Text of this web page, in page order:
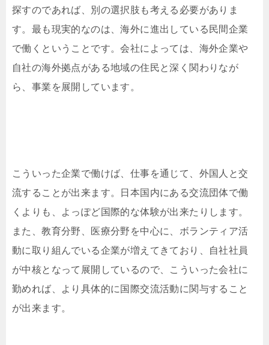
探すのであれば、別の選択肢も考える必要がありま
す。最も現実的なのは、海外に進出している民間企業
で働くということです。会社によっては、海外企業や
自社の海外拠点がある地域の住民と深く関わりなが
ら、事業を展開しています。
こういった企業で働けば、仕事を通じて、外国人と交
流することが出来ます。日本国内にある交流団体で働
くよりも、よっぽど国際的な体験が出来たりします。
また、教育分野、医療分野を中心に、ボランティア活
動に取り組んでいる企業が増えてきており、自社社員
が中核となって展開しているので、こういった会社に
勤めれば、より具体的に国際交流活動に関与すること
が出来ます。